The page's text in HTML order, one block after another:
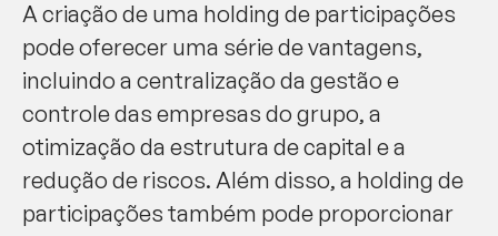
A criação de uma holding de participações
pode oferecer uma série de vantagens,
incluindo a centralização da gestão e
controle das empresas do grupo, a
otimização da estrutura de capital e a
redução de riscos. Além disso, a holding de
participações também pode proporcionar